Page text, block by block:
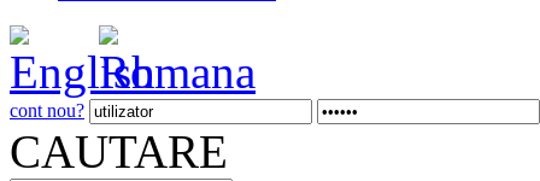
cont nou?
CAUTARE